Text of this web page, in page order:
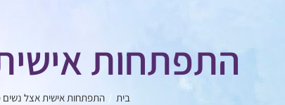
התפתחות
בית התפתחות אישית אצל נשים